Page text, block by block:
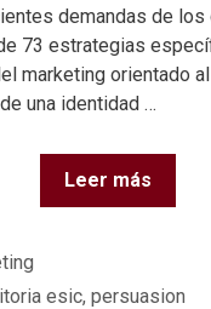
demandas de los
73 estrategias
marketing orientado
una identidad …
Leer más
esic, persuasion